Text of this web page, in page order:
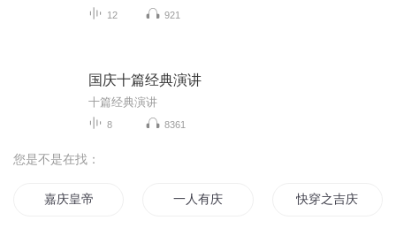
12 921
国庆十篇经典演讲
十篇经典演讲
8 8361
您是不是在找：
嘉庆皇帝 一人有庆 快穿之吉庆有余